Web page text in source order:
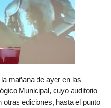
mañana de ayer en las
Municipal, cuyo auditorio
ediciones, hasta el punto